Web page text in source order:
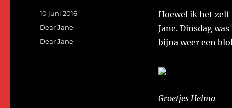
Hoewel ik het zelf
Jane. Dinsdag
bijna weer een
Groetjes Helma
Geplaatst
op
10 juni 2016
Categorieën
Dear Jane
Tags
Dear Jane